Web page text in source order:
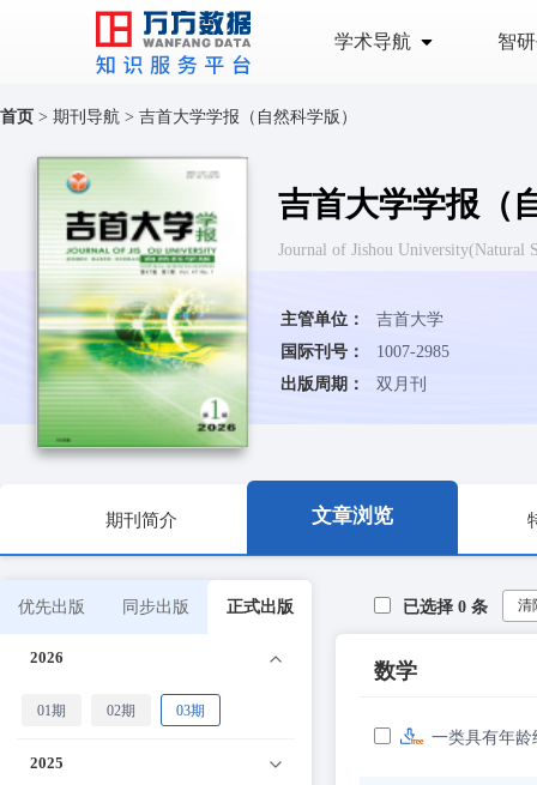
学术导航 智
首页 > 期刊导航 > 吉首大学学报（自然科学版）
吉首大学学报（
Journal of Jishou
主管单位：
吉首大学
国际刊号：
1007-2985
出版周期：
双月刊
期刊简介 文章浏览
优先出版 同步出版 正式出版
2026
01期 02期 03期
2025
已选择 0 条 清
数学
一类具有年